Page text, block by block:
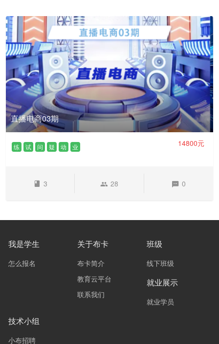
直播电商03期
练 试 问 疑 动 业 14800元
3 28 0
我是学生
怎么报名
关于布卡
布卡简介
教育云平台
联系我们
班级
线下班级
就业展示
就业学员
技术小组
小布招聘